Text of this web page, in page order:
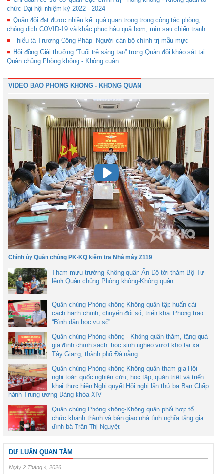
chức Đại hội nhiệm kỳ 2022 - 2024
Quân đội đạt được nhiều kết quả quan trọng trong công tác phòng,
chống dịch COVID-19 và khắc phục hậu quả bom, mìn sau chiến tranh
Thiếu tá Trương Công Pháp: Người cán bộ chính trị mẫu mực
Hội đồng Giải thưởng “Tuổi trẻ sáng tạo” trong Quân đội khảo sát tại
Quân chủng Phòng không - Không quân
VIDEO BÁO PHÒNG KHÔNG - KHÔNG QUÂN
Chính ủy Quân chủng PK-KQ kiểm tra Nhà máy Z119
Tham mưu trưởng Không quân Ấn Độ tới thăm Bộ Tư
lệnh Quân chủng Phòng không-Không quân
Quân chủng Phòng không-Không quân tập huấn cải
cách hành chính, chuyển đổi số, triển khai Phong trào
“Bình dân học vụ số”
Quân chủng Phòng không - Không quân thăm, tặng quà
gia đình chính sách, học sinh nghèo vượt khó tại xã
Tây Giang, thành phố Đà nẵng
Quân chủng Phòng không-Không quân tham gia Hội
nghị toàn quốc nghiên cứu, học tập, quán triệt và triển
khai thực hiện Nghị quyết Hội nghị lần thứ ba Ban Chấp
hành Trung ương Đảng khóa XIV
Quân chủng Phòng không-Không quân phối hợp tổ
chức khánh thành và bàn giao nhà tình nghĩa tặng gia
đình bà Trần Thị Nguyệt
DƯ LUẬN QUAN TÂM
Ngày 2 Tháng 4, 2026